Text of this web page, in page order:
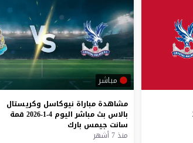
مباشر
مشاهدة مباراة نيوكاسل وكريستال
بالاس بث مباشر اليوم 4-1-2026
قمة
سانت جيمس بارك
منذ 7 أشهر